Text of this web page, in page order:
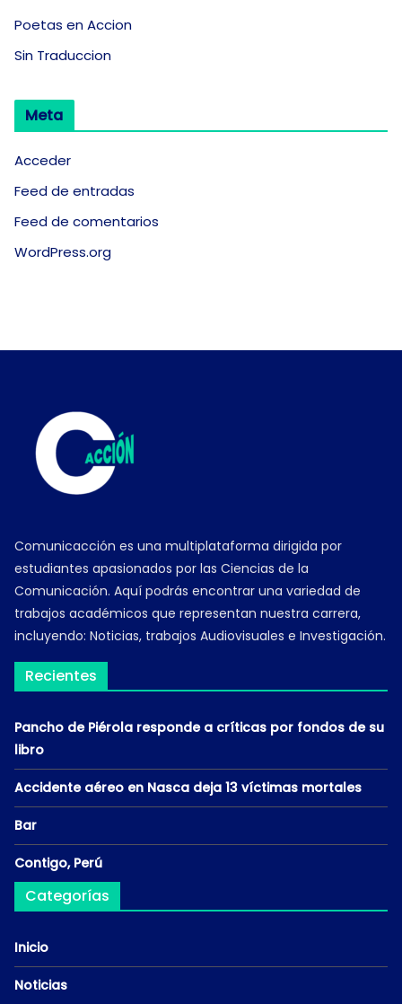
Poetas en Accion
Sin Traduccion
Meta
Acceder
Feed de entradas
Feed de comentarios
WordPress.org
Comunicacción es una multiplataforma dirigida por
estudiantes apasionados por las Ciencias de la
Comunicación. Aquí podrás encontrar una variedad de
trabajos académicos que representan nuestra carrera,
incluyendo: Noticias, trabajos Audiovisuales e Investigación.
Recientes
Pancho de Piérola responde a críticas por fondos de su
libro
Accidente aéreo en Nasca deja 13 víctimas mortales
Bar
Contigo, Perú
Categorías
Inicio
Noticias